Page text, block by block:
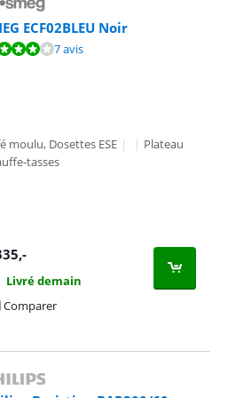
ECF02BLEU Noir
sur 7 avis.7 avis
moulu, Dosettes ESE | | Plateau
tasses
,-
Livré demain
Comparer